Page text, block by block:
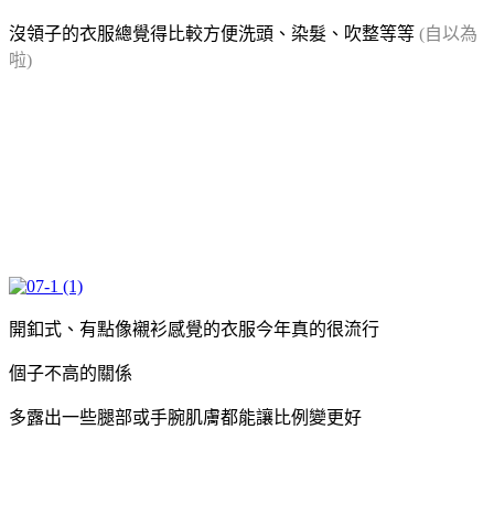
沒領子的衣服總覺得比較方便洗頭、染髮、吹整等等 (自以為
啦)
開釦式、有點像襯衫感覺的衣服今年真的很流行
個子不高的關係
多露出一些腿部或手腕肌膚都能讓比例變更好